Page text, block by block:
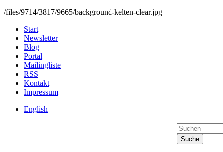
/files/9714/3817/9665/background-kelten-clear.jpg
Start
Newsletter
Blog
Portal
Mailingliste
RSS
Kontakt
Impressum
English
Suche